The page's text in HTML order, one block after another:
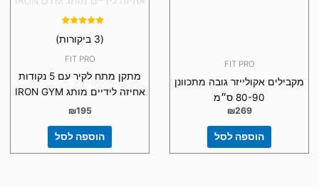
FIT PRO
מקבילים אקולייזר גובה מתכוונן
80-90 ס״מ
₪269
הוספה לסל
4.67
(3 ביקורות)
FIT PRO
מתקן מתח לקיר עם 5 נקודות
אחיזה לידיים מותג IRON GYM
₪195
הוספה לסל